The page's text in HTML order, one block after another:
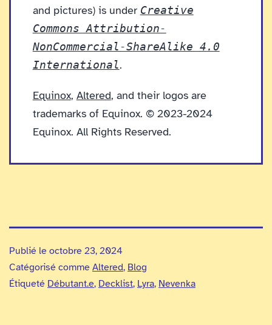
and pictures) is under Creative
Commons Attribution-
NonCommercial-ShareAlike 4.0
International.
Equinox, Altered, and their logos are
trademarks of Equinox. © 2023-2024
Equinox. All Rights Reserved.
Publié le octobre 23, 2024
Catégorisé comme Altered, Blog
Étiqueté Débutant.e, Decklist, Lyra, Nevenka